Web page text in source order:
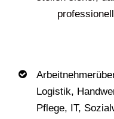
Logistik,
Pflege, IT,